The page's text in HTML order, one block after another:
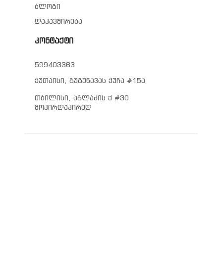
ბლოგი
დაკავშირება
კონტაქტი
599403363
ქუთაისი, გუგუნავას ქუჩა #15ა
თბილისი, აგლაძის ქ #30
მოპირდაპირედ